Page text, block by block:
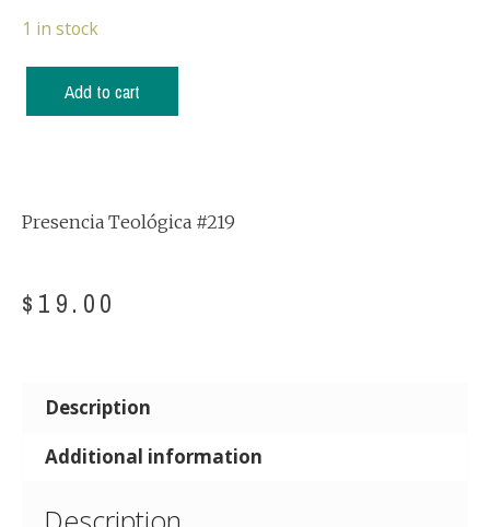
1 in stock
Add to cart
Presencia Teológica #219
$ 19.00
Description
Additional information